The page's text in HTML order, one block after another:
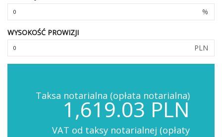
%
WYSOKOŚĆ PROWIZJI
PLN
Taksa notarialna (opłata notarialna)
1,619.03 PLN
VAT od taksy notarialnej (opłaty